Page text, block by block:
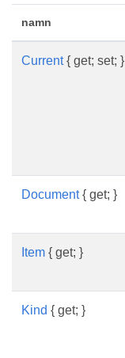
namn
Current{ get; set; }
Document{ get; }
Item { get; }
Kind { get; }